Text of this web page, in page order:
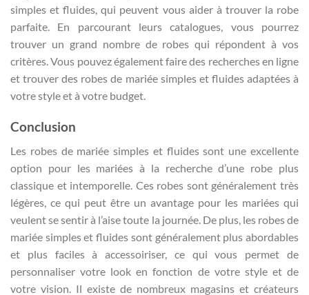
simples et fluides, qui peuvent vous aider à trouver la robe
parfaite. En parcourant leurs catalogues, vous pourrez
trouver un grand nombre de robes qui répondent à vos
critères. Vous pouvez également faire des recherches en ligne
et trouver des robes de mariée simples et fluides adaptées à
votre style et à votre budget.
Conclusion
Les robes de mariée simples et fluides sont une excellente
option pour les mariées à la recherche d’une robe plus
classique et intemporelle. Ces robes sont généralement très
légères, ce qui peut être un avantage pour les mariées qui
veulent se sentir à l’aise toute la journée. De plus, les robes de
mariée simples et fluides sont généralement plus abordables
et plus faciles à accessoiriser, ce qui vous permet de
personnaliser votre look en fonction de votre style et de
votre vision. Il existe de nombreux magasins et créateurs